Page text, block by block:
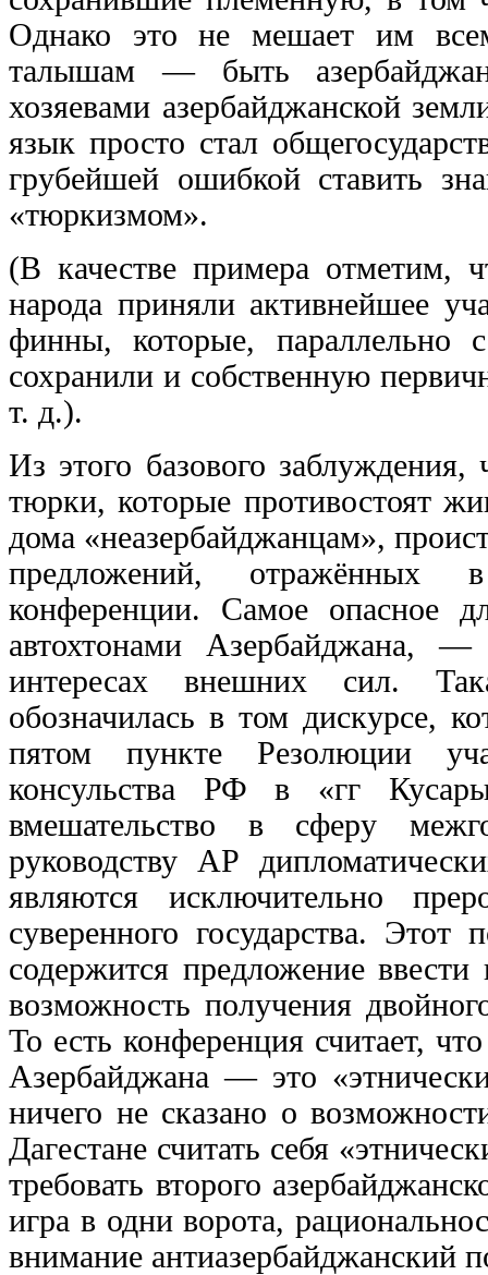
Однако это не мешает им
талышам — быть
хозяевами азербайджанской
язык просто стал
грубейшей ошибкой ставить
«тюркизмом».
(В качестве примера отметим,
народа приняли активнейшее
финны, которые,
сохранили и собственную
т. д.).
Из этого базового
тюрки, которые противостоят
дома «неазербайджанцам»,
предложений, отражённых
конференции. Самое опасное
автохтонами Азербайджана,
интересах внешних сил.
обозначилась в том дискурсе,
пятом пункте Резолюции
консульства РФ в «гг
вмешательство в сферу
руководству АР
являются исключительно
суверенного государства.
содержится предложение
возможность получения
То есть конференция считает,
Азербайджана — это
ничего не сказано о
Дагестане считать себя
требовать второго
игра в одни ворота,
внимание антиазербайджанский